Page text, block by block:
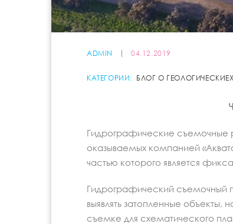
ADMIN 04.12.2019
КАТЕГОРИИ: БЛОГ О
Гидрографические съемочные
оказываемых компанией
частью которого является
Гидрографический
выявлять затопленные
съемке для схематического